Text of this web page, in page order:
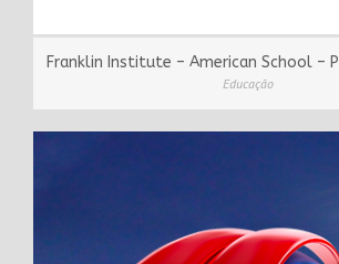
Franklin Institute – American School –
Educação